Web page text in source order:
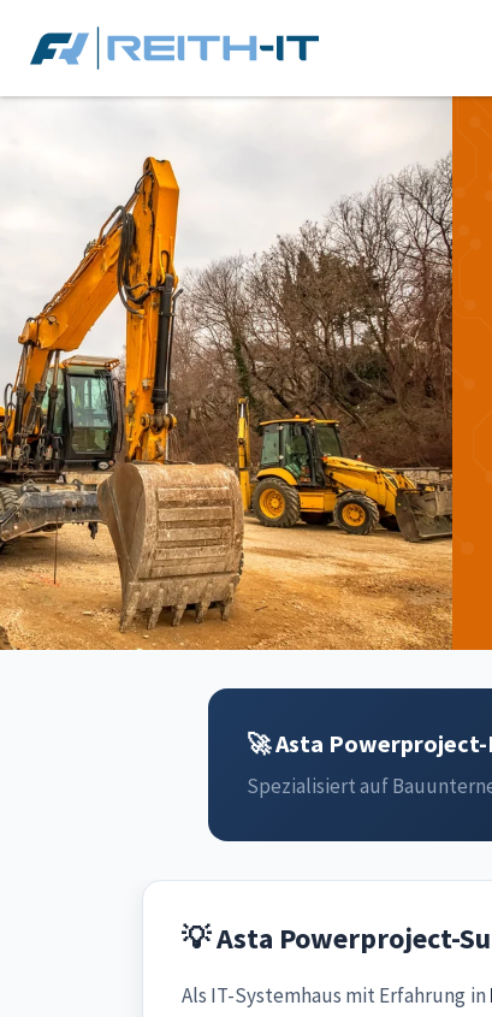
🚀 Asta
Spezialisiert auf
💡 Asta Powerproject-
Als IT-Systemhaus mit Erfahrung in